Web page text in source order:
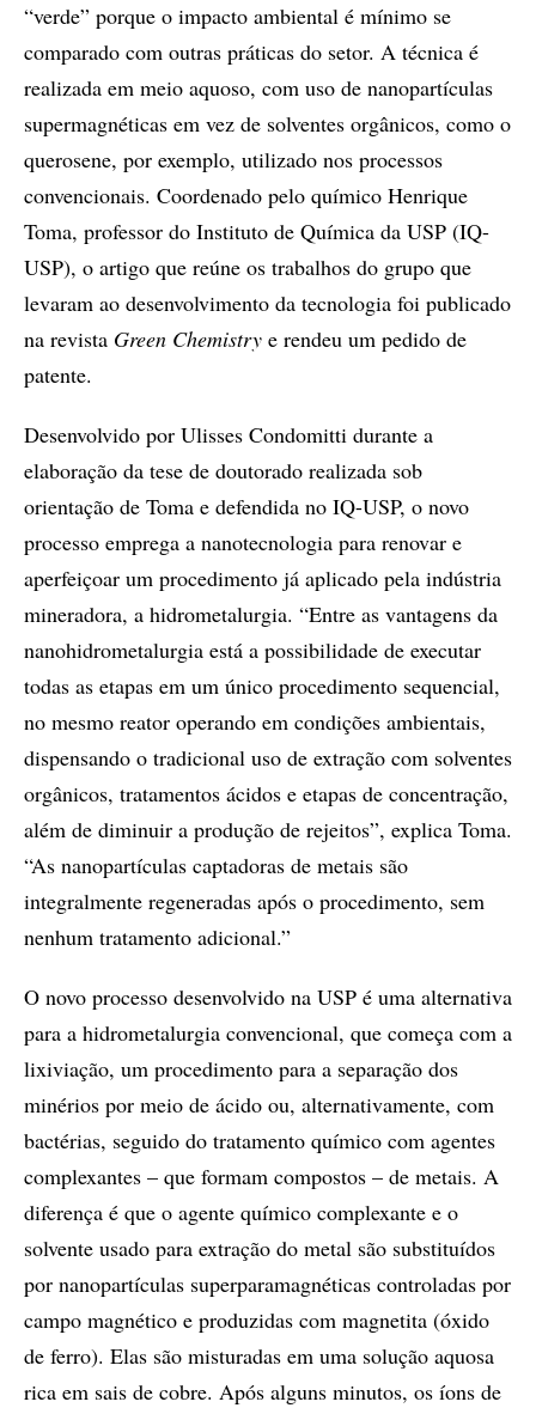
“verde” porque o impacto ambiental é mínimo se
comparado com outras práticas do setor. A técnica é
realizada em meio aquoso, com uso de nanopartículas
supermagnéticas em vez de solventes orgânicos, como o
querosene, por exemplo, utilizado nos processos
convencionais. Coordenado pelo químico Henrique
Toma, professor do Instituto de Química da USP (IQ-
USP), o artigo que reúne os trabalhos do grupo que
levaram ao desenvolvimento da tecnologia foi publicado
na revista Green Chemistry e rendeu um pedido de
patente.
Desenvolvido por Ulisses Condomitti durante a
elaboração da tese de doutorado realizada sob
orientação de Toma e defendida no IQ-USP, o novo
processo emprega a nanotecnologia para renovar e
aperfeiçoar um procedimento já aplicado pela indústria
mineradora, a hidrometalurgia. “Entre as vantagens da
nanohidrometalurgia está a possibilidade de executar
todas as etapas em um único procedimento sequencial,
no mesmo reator operando em condições ambientais,
dispensando o tradicional uso de extração com solventes
orgânicos, tratamentos ácidos e etapas de concentração,
além de diminuir a produção de rejeitos”, explica Toma.
“As nanopartículas captadoras de metais são
integralmente regeneradas após o procedimento, sem
nenhum tratamento adicional.”
O novo processo desenvolvido na USP é uma alternativa
para a hidrometalurgia convencional, que começa com a
lixiviação, um procedimento para a separação dos
minérios por meio de ácido ou, alternativamente, com
bactérias, seguido do tratamento químico com agentes
complexantes – que formam compostos – de metais. A
diferença é que o agente químico complexante e o
solvente usado para extração do metal são substituídos
por nanopartículas superparamagnéticas controladas por
campo magnético e produzidas com magnetita (óxido
de ferro). Elas são misturadas em uma solução aquosa
rica em sais de cobre. Após alguns minutos, os íons de